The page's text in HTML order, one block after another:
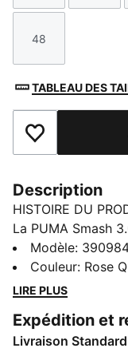
Taille
48
TABLEAU DES
Ajouter aux
Description
HISTOIRE DU
La PUMA Smash
paire iconique
est dotée d'une
aux œillets, d'un
ces détails
dimension à ce
Modèle:
Couleur: Rose
LIRE PLUS
Expédition et
Livraison Standard